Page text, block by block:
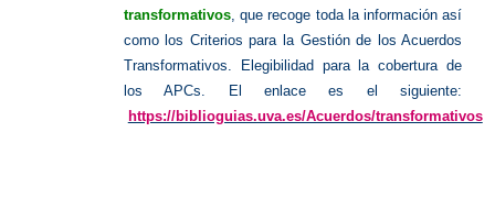
transformativos, que recoge toda la información así
como los Criterios para la Gestión de los Acuerdos
Transformativos. Elegibilidad para la cobertura de
los APCs. El enlace es el siguiente:
https://biblioguias.uva.es/Acuerdos/transformativos